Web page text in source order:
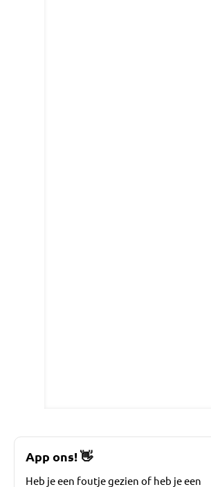
App ons!👋
Heb je een foutje gezien of heb je een